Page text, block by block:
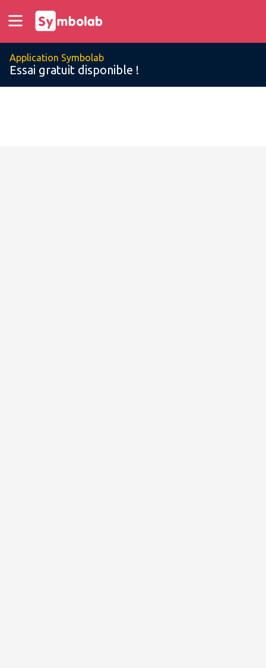
Application Symbolab
Essai gratuit disponible !